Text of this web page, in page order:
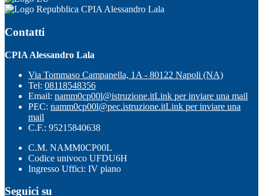
CPIA Alessandro Lala
Contatti
CPIA Alessandro Lala
Via Tommaso Campanella, 1A - 80122 Napoli (NA)
Tel: 08118548356
Email: namm0cp00l@istruzione.itLink per inviare una mail
PEC: namm0cp00l@pec.istruzione.itLink per inviare una
mail
C.F.: 95215840638
C.M. NAMM0CP00L
Codice univoco UFDU6H
Ingresso Uffici: IV piano
Seguici su